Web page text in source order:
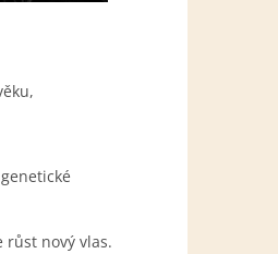
růst nový vlas.